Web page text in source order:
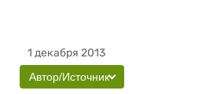
1 декабря 2013
Автор/Источник